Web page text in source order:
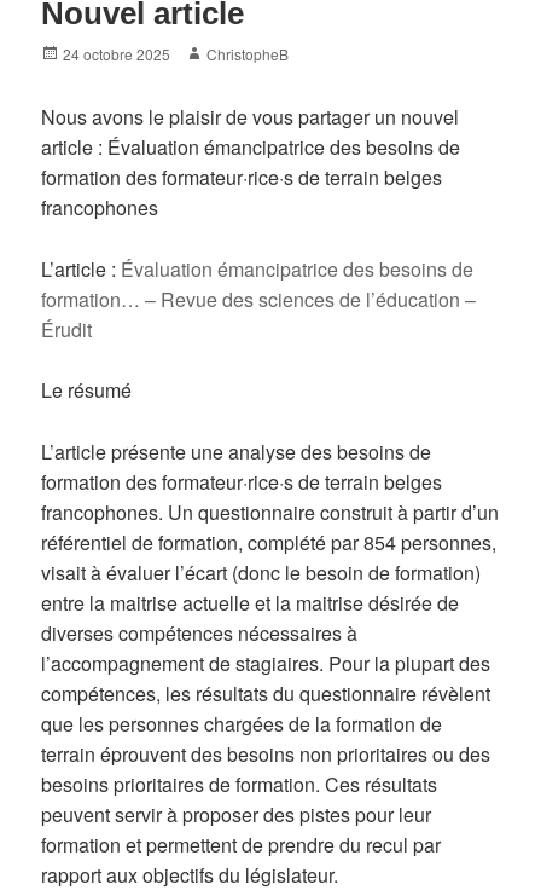
Nouvel article
Posted
24 octobre 2025 Author
ChristopheB
Nous avons le plaisir de vous partager un nouvel
article : Évaluation émancipatrice des besoins de
formation des formateur·rice·s de terrain belges
francophones
L’article : Évaluation émancipatrice des besoins de
formation… – Revue des sciences de l’éducation –
Érudit
Le résumé
L’article présente une analyse des besoins de
formation des formateur·rice·s de terrain belges
francophones. Un questionnaire construit à partir d’un
référentiel de formation, complété par 854 personnes,
visait à évaluer l’écart (donc le besoin de formation)
entre la maitrise actuelle et la maitrise désirée de
diverses compétences nécessaires à
l’accompagnement de stagiaires. Pour la plupart des
compétences, les résultats du questionnaire révèlent
que les personnes chargées de la formation de
terrain éprouvent des besoins non prioritaires ou des
besoins prioritaires de formation. Ces résultats
peuvent servir à proposer des pistes pour leur
formation et permettent de prendre du recul par
rapport aux objectifs du législateur.